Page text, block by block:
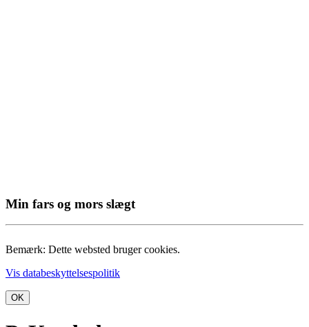
Min fars og mors slægt
Bemærk: Dette websted bruger cookies.
Vis databeskyttelsespolitik
OK